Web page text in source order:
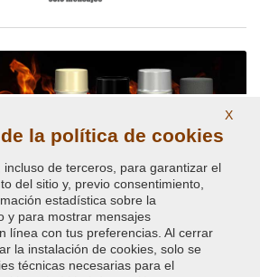
800 grados
X
la política de cookies
incluso de terceros, para garantizar el
del sitio y, previo consentimiento,
estadística sobre la
y para mostrar mensajes
línea con tus preferencias. Al cerrar
la instalación de cookies, solo se
técnicas necesarias para el